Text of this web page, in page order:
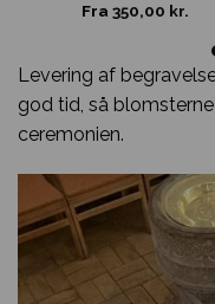
Fra 350,00 kr.
Levering af
god tid, så
ceremonien.